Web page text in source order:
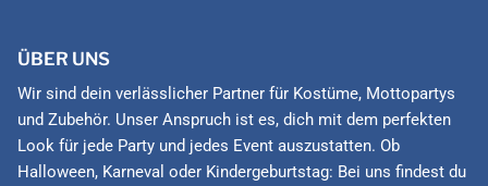
ÜBER UNS
Wir sind dein verlässlicher Partner für Kostüme, Mottopartys
und Zubehör. Unser Anspruch ist es, dich mit dem perfekten
Look für jede Party und jedes Event auszustatten. Ob
Halloween, Karneval oder Kindergeburtstag: Bei uns findest du